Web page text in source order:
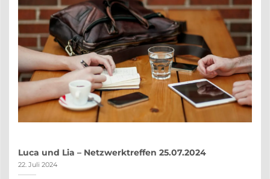
Luca und Lia – Netzwerktreffen 25.07.2024
22. Juli 2024